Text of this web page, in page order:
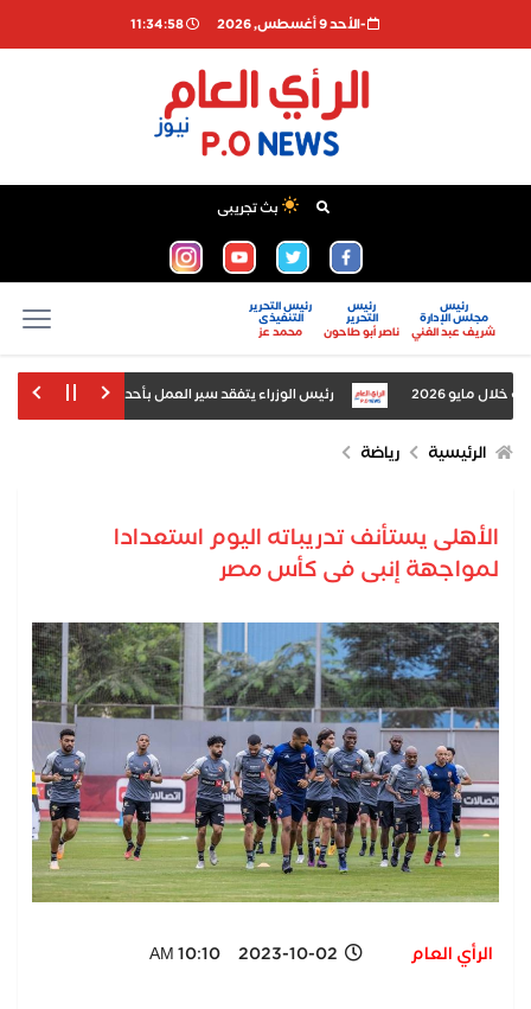
-اﻷحد 9 أغسطس, 2026 11:34:58
بث تجريبى
رئيس
مجلس الإدارة
شريف عبد الغني
رئيس
التحرير
ناصر أبو طاحون
رئيس التحرير
التنفيذى
محمد عز
رئيس الوزراء يتفقد سير العمل بأحد مطاحن الدقيق
الرئيسية رياضة
الأهلى يستأنف تدريباته اليوم استعدادا
لمواجهة إنبى فى كأس مصر
الرأي العام 2023-10-02 10:10 AM